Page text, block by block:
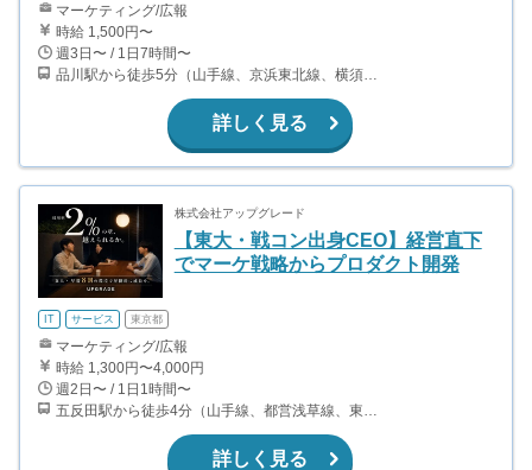
マーケティング/広報
時給 1,500円〜
週3日〜 / 1日7時間〜
品川駅から徒歩5分（山手線、京浜東北線、横須賀線、高崎線、他）
詳しく見る
株式会社アップグレード
【東大・戦コン出身CEO】経営直下
でマーケ戦略からプロダクト開発
IT サービス 東京都
マーケティング/広報
時給 1,300円〜4,000円
週2日〜 / 1日1時間〜
詳しく見る